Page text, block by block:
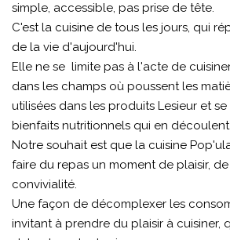
simple, accessible, pas prise de tête.
C'est la cuisine de tous les jours, qui
de la vie d'aujourd'hui.
Elle ne se limite pas à l'acte de
dans les champs où poussent les
utilisées dans les produits Lesieur et
bienfaits nutritionnels qui en découlent.
Notre souhait est que la cuisine
faire du repas un moment de plaisir,
convivialité.
Une façon de décomplexer les
invitant à prendre du plaisir à cuisiner,